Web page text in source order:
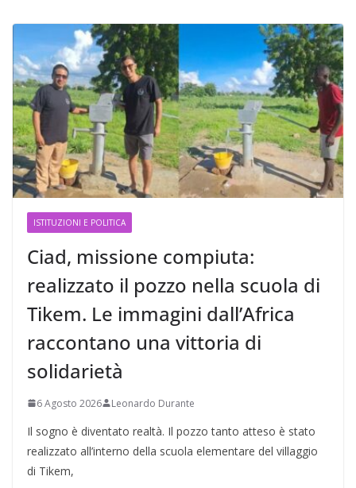
ISTITUZIONI E POLITICA
Ciad, missione compiuta:
realizzato il pozzo nella scuola di
Tikem. Le immagini dall’Africa
raccontano una vittoria di
solidarietà
6 Agosto 2026 Leonardo Durante
Il sogno è diventato realtà. Il pozzo tanto atteso è stato
realizzato all’interno della scuola elementare del villaggio
di Tikem,